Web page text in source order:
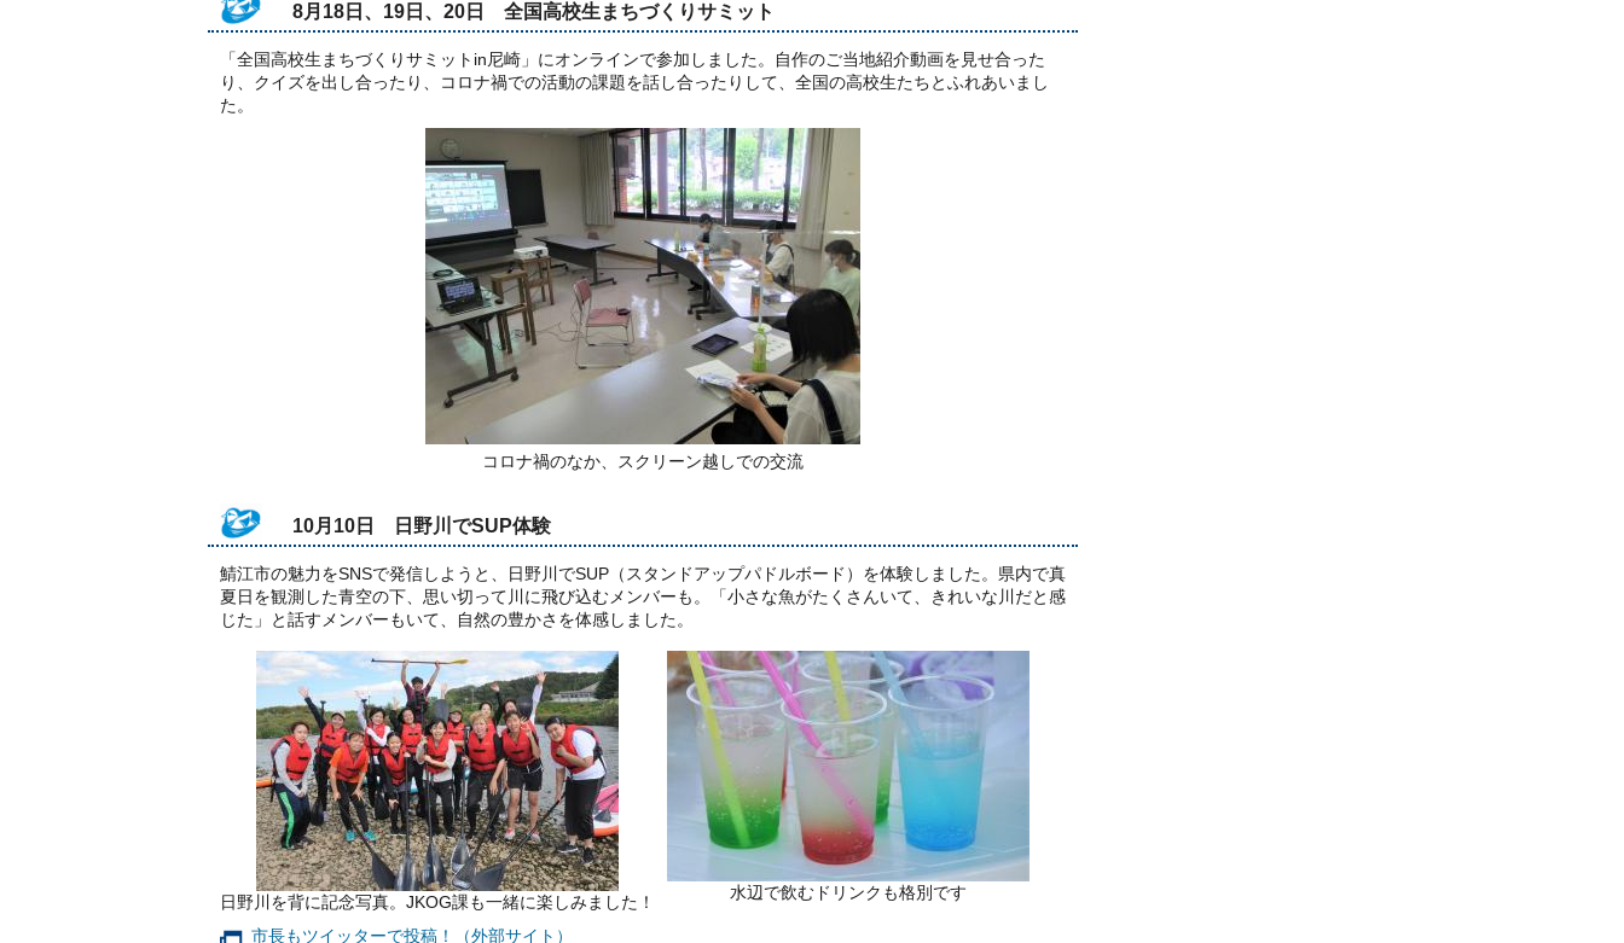
8月18日、19日、20日 全国高校生まちづくりサミット
「全国高校生まちづくりサミットin尼崎」にオンラインで参加しました。自作のご当地紹介動画を見せ合った
り、クイズを出し合ったり、コロナ禍での活動の課題を話し合ったりして、全国の高校生たちとふれあいまし
た。
コロナ禍のなか、スクリーン越しでの交流
10月10日 日野川でSUP体験
鯖江市の魅力をSNSで発信しようと、日野川でSUP（スタンドアップパドルボード）を体験しました。県内で真
夏日を観測した青空の下、思い切って川に飛び込むメンバーも。「小さな魚がたくさんいて、きれいな川だと感
じた」と話すメンバーもいて、自然の豊かさを体感しました。
日野川を背に記念写真。JKOG課も一緒に楽しみました！
水辺で飲むドリンクも格別です
市長もツイッターで投稿！（外部サイト）